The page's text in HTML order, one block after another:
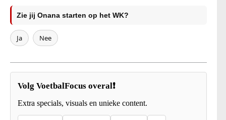
Zie jij Onana starten op het WK?
Ja Nee
Volg VoetbalFocus overal❗
Extra specials, visuals en unieke content.